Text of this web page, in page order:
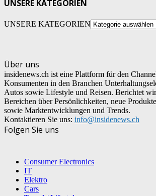
UNSERE KATEGORIEN
UNSERE KATEGORIEN
Über uns
insidenews.ch ist eine Plattform für den
Konsumenten in den Branchen
Autos sowie Lifestyle und Reisen. Berichtet
Bereichen über Persönlichkeiten, neue
sowie Marktentwicklungen und Trends.
Kontaktieren Sie uns: info@insidenews.ch
Folgen Sie uns
Consumer Electronics
IT
Elektro
Cars